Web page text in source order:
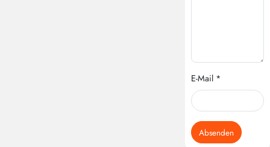
E-Mail *
Absenden